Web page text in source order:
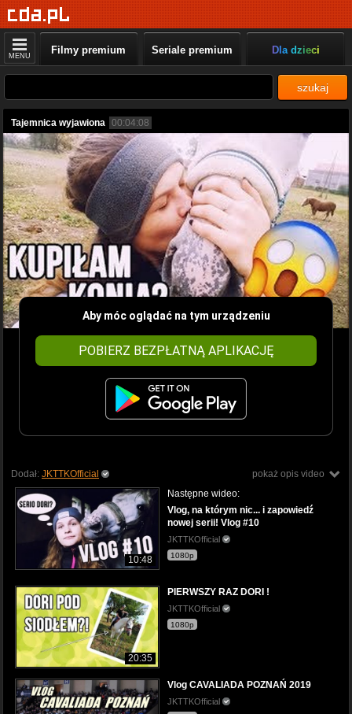
MENU Filmy premium Seriale premium Dla dzieci
szukaj
Tajemnica wyjawiona 00:04:08
Aby móc oglądać na tym urządzeniu
POBIERZ BEZPŁATNĄ APLIKACJĘ
pokaż opis video
Dodał: JKTTKOfficial
10:48
Następne wideo:
Vlog, na którym nic... i zapowiedź
nowej serii! Vlog #10
JKTTKOfficial
1080p
20:35
PIERWSZY RAZ DORI !
JKTTKOfficial
1080p
Vlog CAVALIADA POZNAŃ 2019
JKTTKOfficial